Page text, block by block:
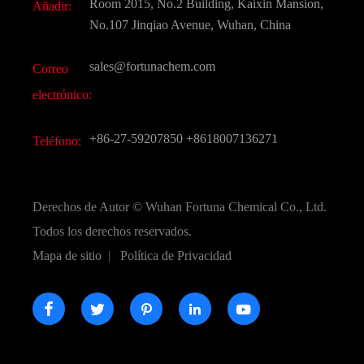
Sabores y fragancias
CAS químico
Todos los productos químicos finos
Preguntas frecuentes (FAQ)
Añadir:
Room 2015, No.2 Building, Kaixin Mansion,
No.107 Jinqiao Avenue, Wuhan, China
Correo
electrónico:
sales@fortunachem.com
Teléfono: +86-27-59207850 +8618007136271
Derechos de Autor © Wuhan Fortuna Chemical Co., Ltd.
Todos los derechos reservados.
Mapa de sitio | Política de Privacidad
    